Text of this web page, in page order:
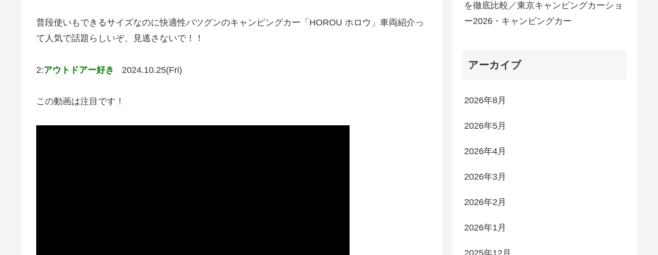
普段使いもできるサイズなのに快適性バツグンのキャンピングカー「HOROU ホロウ」車両紹介っ
て人気で話題らしいぞ、見逃さないで！！
2:アウトドアー好き 2024.10.25(Fri)
この動画は注目です！
を徹底比較／東京キャンピングカーショ
ー2026・キャンピングカー
アーカイブ
2026年8月
2026年5月
2026年4月
2026年3月
2026年2月
2026年1月
2025年12月